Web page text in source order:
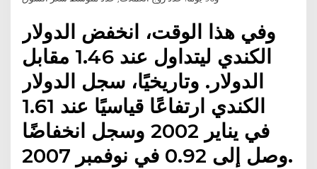
وفي هذا الوقت، انخفض الدولار
الكندي ليتداول عند 1.46 مقابل
الدولار. وتاريخيًا، سجل الدولار
الكندي ارتفاعًا قياسيًا عند 1.61
في يناير 2002 وسجل انخفاضًا
وصل إلى 0.92 في نوفمبر 2007.